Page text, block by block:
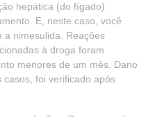
hepática (do fígado)
E, neste caso, você
a nimesulida. Reações
à droga foram
menores de um mês. Dano
foi verificado após